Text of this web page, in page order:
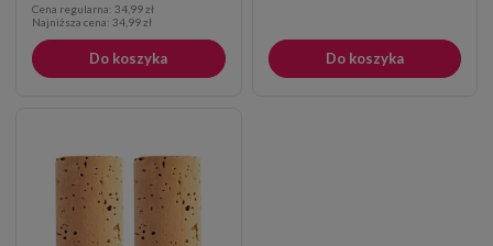
Cena regularna: 34,99 zł
Najniższa cena: 34,99 zł
Do koszyka Do koszyka